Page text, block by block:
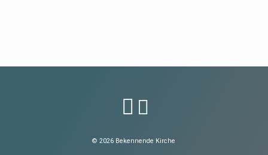
© 2026 Bekennende Kirche